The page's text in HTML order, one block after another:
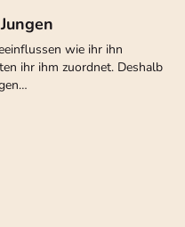
wie ihr ihn
ihr ihm zuordnet. Deshalb